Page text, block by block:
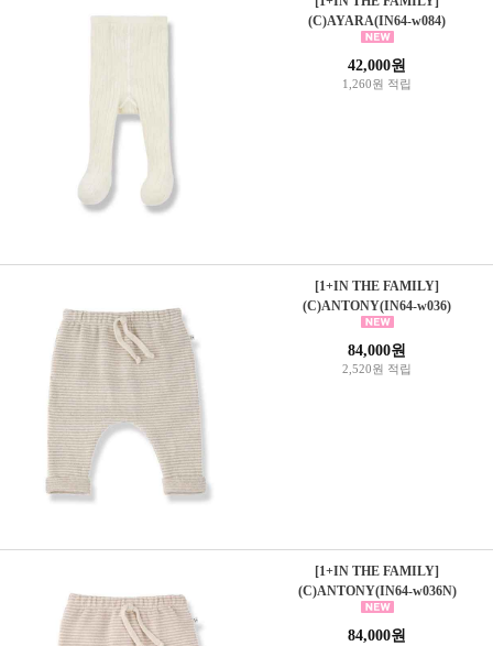
(C)AYARA(IN64-w084)
42,000원
1,260원 적립
[1+IN THE FAMILY]
(C)ANTONY(IN64-w036)
84,000원
2,520원 적립
[1+IN THE FAMILY]
(C)ANTONY(IN64-w036N)
84,000원